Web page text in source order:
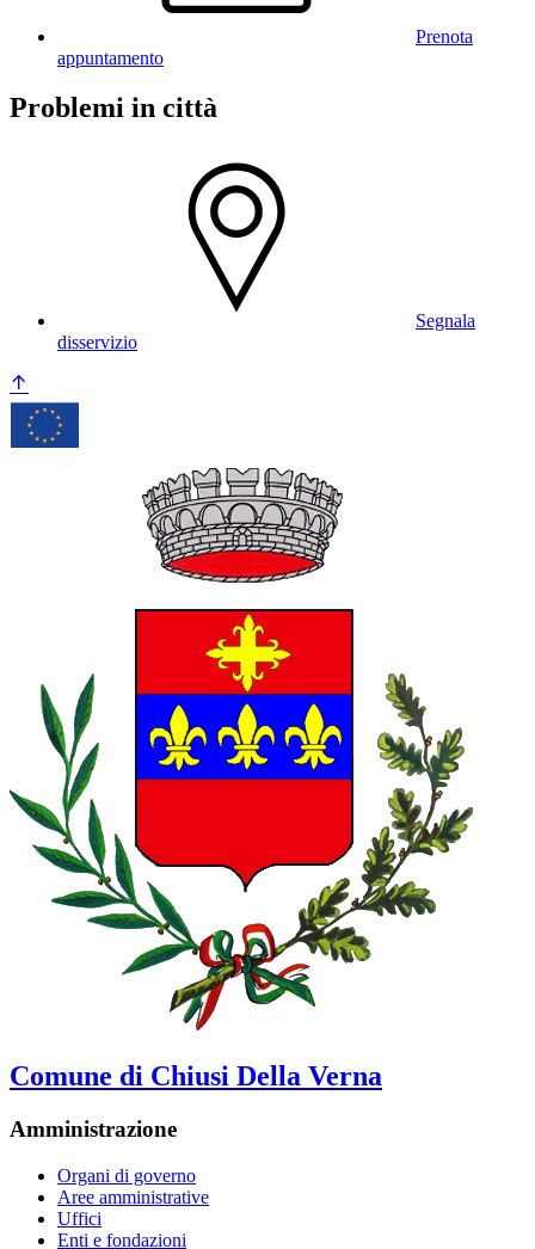
Prenota
appuntamento
Problemi in città
Segnala
disservizio
Comune di Chiusi Della Verna
Amministrazione
Organi di governo
Aree amministrative
Uffici
Enti e fondazioni